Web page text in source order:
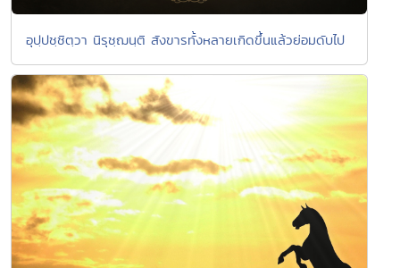
อุปฺปชฺชิตฺวา นิรุชฺฌนฺติ สังขารทั้งหลายเกิดขึ้นแล้วย่อมดับไป